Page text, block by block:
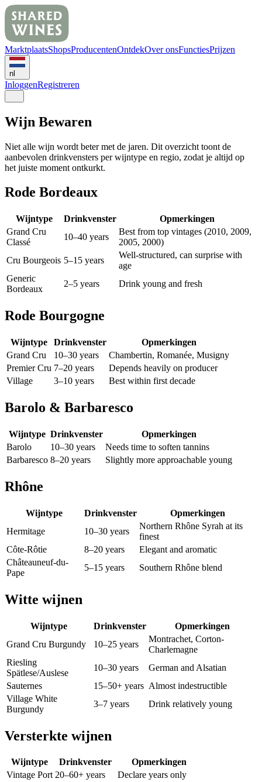
MarktplaatsShopsProducentenOntdekOver onsFunctiesPrijzen
nl
InloggenRegistreren
Wijn Bewaren
Niet alle wijn wordt beter met de jaren. Dit overzicht toont de
aanbevolen drinkvensters per wijntype en regio, zodat je altijd op
het juiste moment ontkurkt.
Rode Bordeaux
Wijntype Drinkvenster
Opmerkingen
Grand Cru
Classé
10–40 years
Best from top vintages (2010, 2009,
2005, 2000)
Cru Bourgeois 5–15 years
Well-structured, can surprise with
age
Generic
Bordeaux
2–5 years Drink young and fresh
Rode Bourgogne
Wijntype Drinkvenster
Opmerkingen
Grand Cru
10–30 years
Chambertin, Romanée, Musigny
Premier Cru 7–20 years
Depends heavily on producer
Village
3–10 years Best within first decade
Barolo & Barbaresco
Wijntype Drinkvenster
Opmerkingen
Barolo
10–30 years
Needs time to soften tannins
Barbaresco 8–20 years Slightly more approachable young
Rhône
Wijntype Drinkvenster
Opmerkingen
Hermitage
10–30 years
Northern Rhône Syrah at its
finest
Côte-Rôtie
8–20 years
Elegant and aromatic
Châteauneuf-du-
Pape
5–15 years Southern Rhône blend
Witte wijnen
Wijntype Drinkvenster
Opmerkingen
Grand Cru Burgundy
10–25 years
Montrachet, Corton-
Charlemagne
Riesling
Spätlese/Auslese
10–30 years
German and Alsatian
Sauternes
15–50+ years Almost indestructible
Village White
Burgundy
3–7 years Drink relatively young
Versterkte wijnen
Wijntype Drinkvenster
Opmerkingen
Vintage Port 20–60+ years
Declare years only